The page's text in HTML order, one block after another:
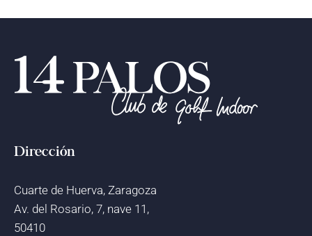
Dirección
Cuarte de Huerva, Zaragoza
Av. del Rosario, 7, nave 11,
50410